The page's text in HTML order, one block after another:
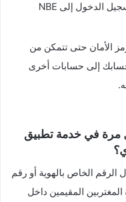
(الأهلي نت) قبل تسجيل الدخول إلى NBE
الأمان حتى تتمكن من
إلى حسابات أخرى
مرة في خدمة تطبيق
الرقم الخاص بالهوية أو رقم
المقيمين داخل